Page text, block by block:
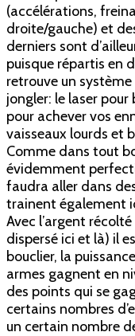
(accélérations,
droite/gauche) et
derniers sont
puisque répartis en
retrouve un
jongler: le laser
pour achever vos
vaisseaux lourds et
Comme dans tout
évidemment
faudra aller dans
trainent également
Avec l’argent
dispersé ici et là) il
bouclier, la
armes gagnent en
des points qui se
certains nombres
un certain nombre